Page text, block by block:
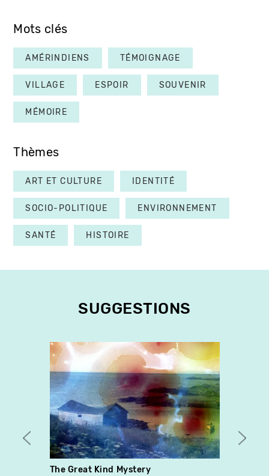
Mots clés
AMÉRINDIENS TÉMOIGNAGE
VILLAGE ESPOIR SOUVENIR
MÉMOIRE
Thèmes
ART ET CULTURE IDENTITÉ
SOCIO-POLITIQUE ENVIRONNEMENT
SANTÉ HISTOIRE
SUGGESTIONS
The Great Kind Mystery